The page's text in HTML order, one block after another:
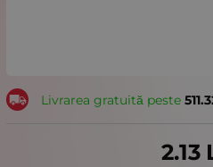
Livrarea gratuită peste
2.13